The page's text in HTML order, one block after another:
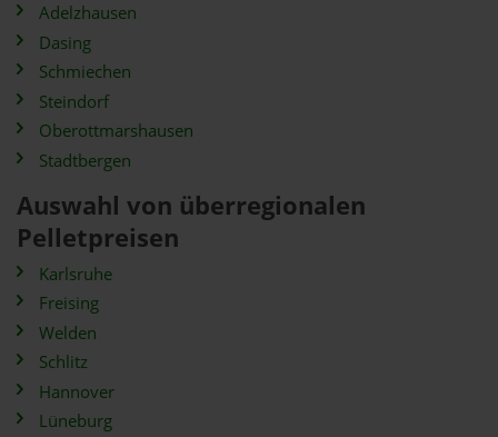
Adelzhausen
Dasing
Schmiechen
Steindorf
Oberottmarshausen
Stadtbergen
Auswahl von überregionalen
Pelletpreisen
Karlsruhe
Freising
Welden
Schlitz
Hannover
Lüneburg